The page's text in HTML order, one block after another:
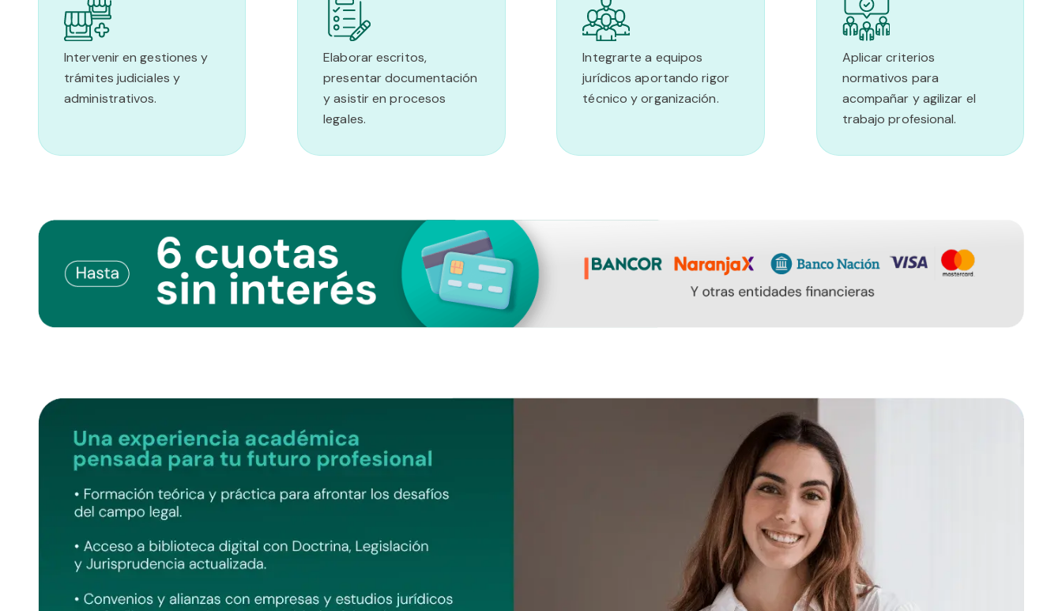
Intervenir en gestiones y
trámites judiciales y
administrativos.
Elaborar escritos,
presentar documentación
y asistir en procesos
legales.
Integrarte a equipos
jurídicos aportando rigor
técnico y organización.
Aplicar criterios
normativos para
acompañar y agilizar el
trabajo profesional.